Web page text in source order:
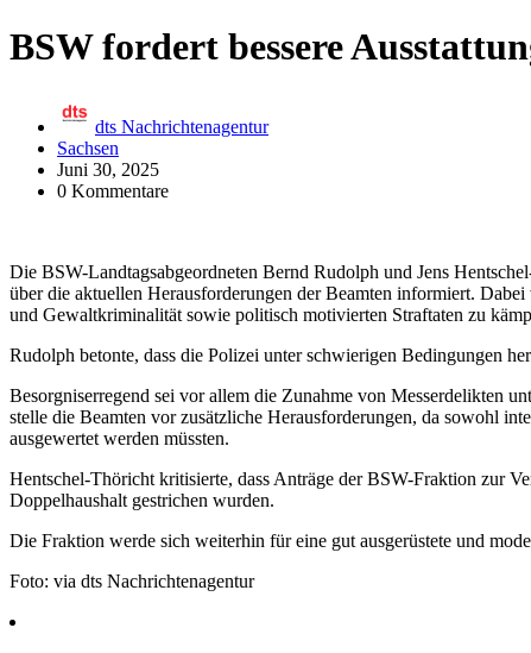
BSW fordert bessere
dts Nachrichtenagentur
Sachsen
Juni 30, 2025
0 Kommentare
Die BSW-Landtagsabgeordneten Bernd Rudolph und Jens
über die aktuellen Herausforderungen der Beamten informiert.
und Gewaltkriminalität sowie politisch motivierten Straftaten zu
Rudolph betonte, dass die Polizei unter schwierigen Bedingungen
Besorgniserregend sei vor allem die Zunahme von Messerdelikten
stelle die Beamten vor zusätzliche Herausforderungen, da sowohl
ausgewertet werden müssten.
Hentschel-Thöricht kritisierte, dass Anträge der BSW-Fraktion zur
Doppelhaushalt gestrichen wurden.
Die Fraktion werde sich weiterhin für eine gut ausgerüstete und
Foto: via dts Nachrichtenagentur